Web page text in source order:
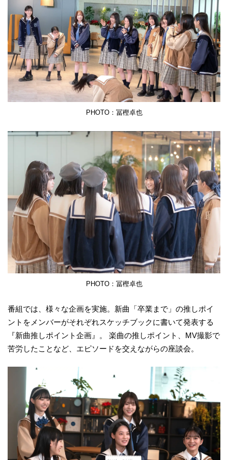
PHOTO：冨樫卓也
PHOTO：冨樫卓也
番組では、様々な企画を実施。新曲「卒業まで」の推しポイ
ントをメンバーがそれぞれスケッチブックに書いて発表する
『新曲推しポイント企画』。 楽曲の推しポイント、MV撮影で
苦労したことなど、エピソードを交えながらの座談会。